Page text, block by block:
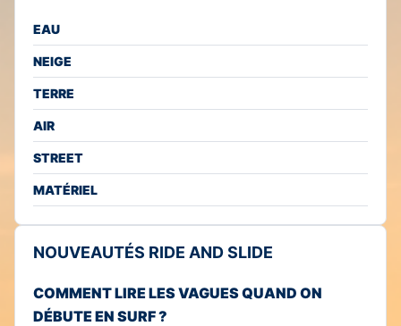
EAU
NEIGE
TERRE
AIR
STREET
MATÉRIEL
NOUVEAUTÉS RIDE AND SLIDE
COMMENT LIRE LES VAGUES QUAND ON
DÉBUTE EN SURF ?